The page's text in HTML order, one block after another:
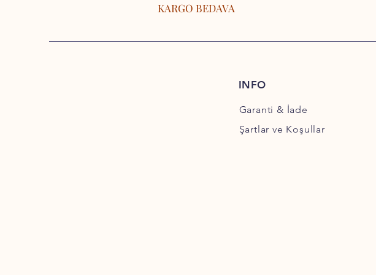
KARGO BEDAVA
INFO
Garanti & İade
Şartlar ve Koşullar